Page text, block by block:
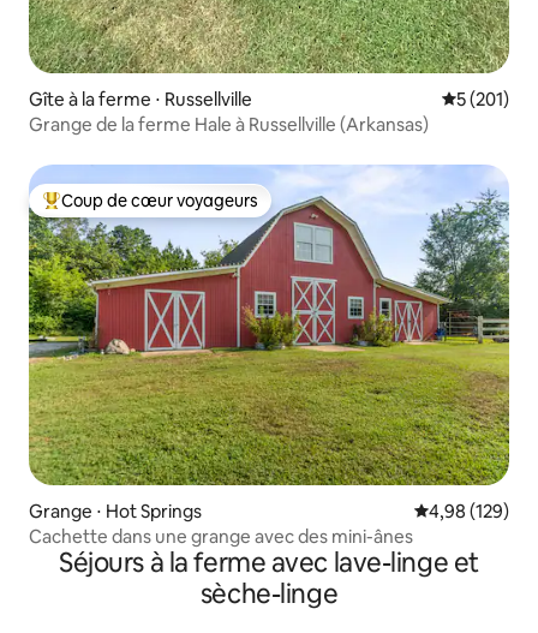
Gîte à la ferme ⋅ Russellville Évaluation
5 (201)
Grange de la ferme Hale à Russellville (Arkansas)
Coups de cœur voyageurs les plus appréciés
Coup de cœur voyageurs
Grange ⋅ Hot Springs Évaluation
4,98 (129)
Cachette dans une grange avec des mini-ânes
Séjours à la ferme avec lave-linge et
sèche-linge